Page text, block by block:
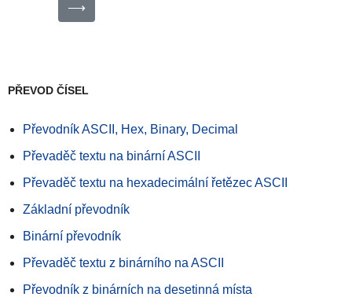
⟶
PŘEVOD ČÍSEL
Převodník ASCII, Hex, Binary, Decimal
Převaděč textu na binární ASCII
Převaděč textu na hexadecimální řetězec ASCII
Základní převodník
Binární převodník
Převaděč textu z binárního na ASCII
Převodník z binárních na desetinná místa